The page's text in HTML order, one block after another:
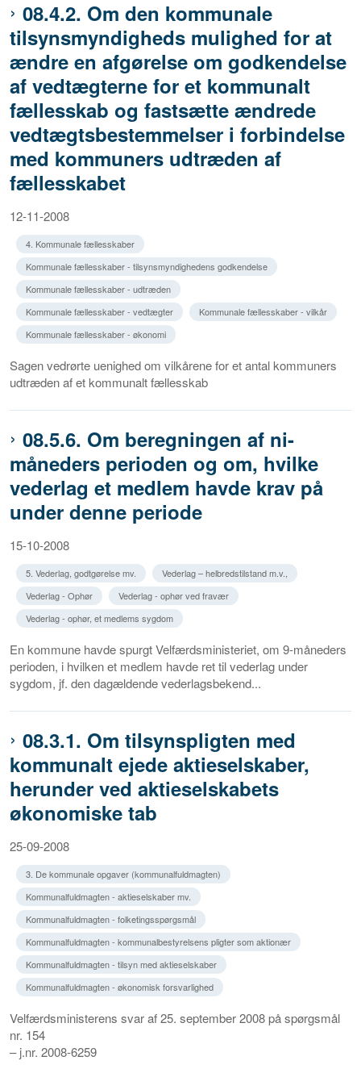
08.4.2. Om den kommunale
tilsynsmyndigheds mulighed for at
ændre en afgørelse om godkendelse
af vedtægterne for et kommunalt
fællesskab og fastsætte ændrede
vedtægtsbestemmelser i forbindelse
med kommuners udtræden af
fællesskabet
12-11-2008
4. Kommunale fællesskaber
Kommunale fællesskaber - tilsynsmyndighedens godkendelse
Kommunale fællesskaber - udtræden
Kommunale fællesskaber - vedtægter
Kommunale fællesskaber - vilkår
Kommunale fællesskaber - økonomi
Sagen vedrørte uenighed om vilkårene for et antal kommuners
udtræden af et kommunalt fællesskab
08.5.6. Om beregningen af ni-
måneders perioden og om, hvilke
vederlag et medlem havde krav på
under denne periode
15-10-2008
5. Vederlag, godtgørelse mv.
Vederlag – helbredstilstand m.v.,
Vederlag - Ophør
Vederlag - ophør ved fravær
Vederlag - ophør, et medlems sygdom
En kommune havde spurgt Velfærdsministeriet, om 9-måneders
perioden, i hvilken et medlem havde ret til vederlag under
sygdom, jf. den dagældende vederlagsbekend...
08.3.1. Om tilsynspligten med
kommunalt ejede aktieselskaber,
herunder ved aktieselskabets
økonomiske tab
25-09-2008
3. De kommunale opgaver (kommunalfuldmagten)
Kommunalfuldmagten - aktieselskaber mv.
Kommunalfuldmagten - folketingsspørgsmål
Kommunalfuldmagten - kommunalbestyrelsens pligter som aktionær
Kommunalfuldmagten - tilsyn med aktieselskaber
Kommunalfuldmagten - økonomisk forsvarlighed
Velfærdsministerens svar af 25. september 2008 på spørgsmål
nr. 154
– j.nr. 2008-6259